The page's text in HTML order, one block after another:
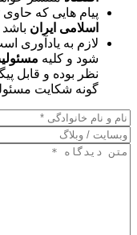
پیام هایی که حاوی
اسلامی ایران
لازم به
شود و کلیه
نظر بوده و قابل
گونه شکایت